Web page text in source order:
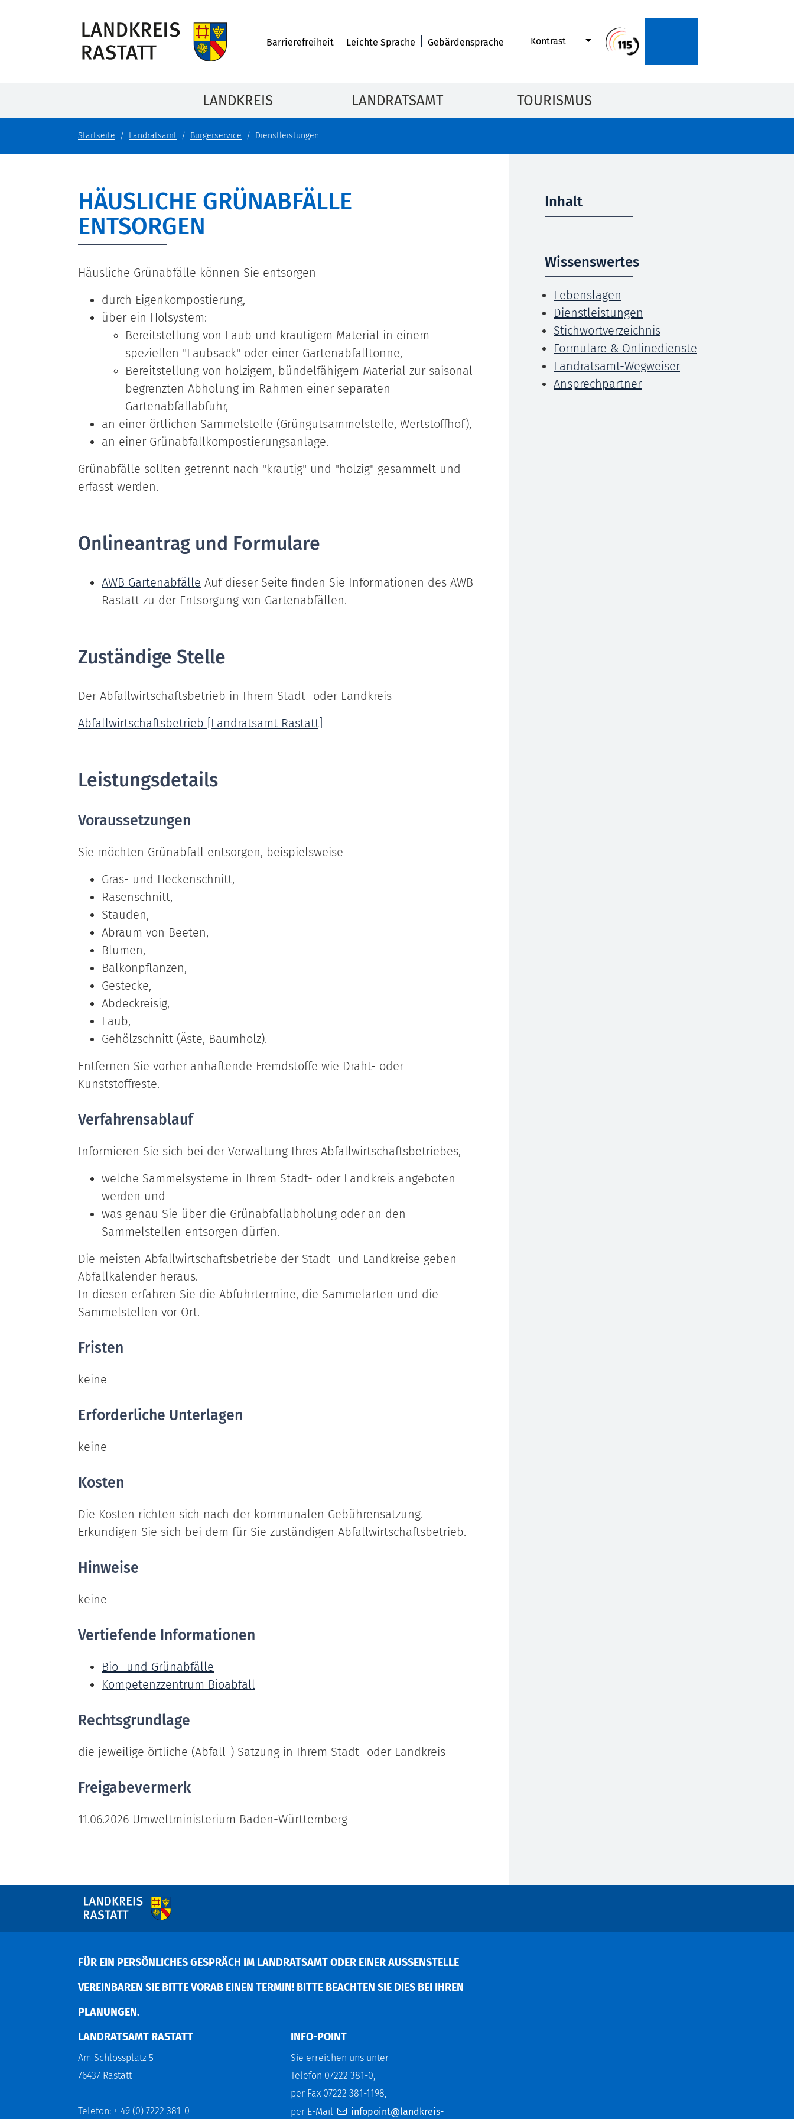
Barrierefreiheit Leichte Sprache Gebärdensprache Kontrast
LANDKREIS LANDRATSAMT TOURISMUS
Startseite Landratsamt Bürgerservice Dienstleistungen
HÄUSLICHE GRÜNABFÄLLE
ENTSORGEN
Häusliche Grünabfälle können Sie entsorgen
durch Eigenkompostierung,
über ein Holsystem:
Bereitstellung von Laub und krautigem Material in einem
speziellen "Laubsack" oder einer Gartenabfalltonne,
Bereitstellung von holzigem, bündelfähigem Material zur saisonal
begrenzten Abholung im Rahmen einer separaten
Gartenabfallabfuhr,
an einer örtlichen Sammelstelle (Grüngutsammelstelle, Wertstoffhof),
an einer Grünabfallkompostierungsanlage.
Grünabfälle sollten getrennt nach "krautig" und "holzig" gesammelt und
erfasst werden.
Onlineantrag und Formulare
AWB Gartenabfälle Auf dieser Seite finden Sie Informationen des AWB
Rastatt zu der Entsorgung von Gartenabfällen.
Zuständige Stelle
Der Abfallwirtschaftsbetrieb in Ihrem Stadt- oder Landkreis
Abfallwirtschaftsbetrieb [Landratsamt Rastatt]
Leistungsdetails
Voraussetzungen
Sie möchten Grünabfall entsorgen, beispielsweise
Gras- und Heckenschnitt,
Rasenschnitt,
Stauden,
Abraum von Beeten,
Blumen,
Balkonpflanzen,
Gestecke,
Abdeckreisig,
Laub,
Gehölzschnitt (Äste, Baumholz).
Entfernen Sie vorher anhaftende Fremdstoffe wie Draht- oder
Kunststoffreste.
Verfahrensablauf
Informieren Sie sich bei der Verwaltung Ihres Abfallwirtschaftsbetriebes,
welche Sammelsysteme in Ihrem Stadt- oder Landkreis angeboten
werden und
was genau Sie über die Grünabfallabholung oder an den
Sammelstellen entsorgen dürfen.
Die meisten Abfallwirtschaftsbetriebe der Stadt- und Landkreise geben
Abfallkalender heraus.
In diesen erfahren Sie die Abfuhrtermine, die Sammelarten und die
Sammelstellen vor Ort.
Fristen
keine
Erforderliche Unterlagen
keine
Kosten
Die Kosten richten sich nach der kommunalen Gebührensatzung.
Erkundigen Sie sich bei dem für Sie zuständigen Abfallwirtschaftsbetrieb.
Hinweise
keine
Vertiefende Informationen
Bio- und Grünabfälle
Kompetenzzentrum Bioabfall
Rechtsgrundlage
die jeweilige örtliche (Abfall-) Satzung in Ihrem Stadt- oder Landkreis
Freigabevermerk
11.06.2026 Umweltministerium Baden-Württemberg
Inhalt
Wissenswertes
Lebenslagen
Dienstleistungen
Stichwortverzeichnis
Formulare & Onlinedienste
Landratsamt-Wegweiser
Ansprechpartner
FÜR EIN PERSÖNLICHES GESPRÄCH IM LANDRATSAMT ODER EINER AUSSENSTELLE V
EREINBAREN SIE BITTE VORAB EINEN TERMIN! BITTE BEACHTEN SIE DIES BEI IHREN P
LANUNGEN.
LANDRATSAMT RASTATT
Am Schlossplatz 5
76437 Rastatt
Telefon: + 49 (0) 7222 381-0
INFO-POINT
Sie erreichen uns unter
Telefon 07222 381-0,
per Fax 07222 381-1198,
per E-Mail
infopoint@landkreis-